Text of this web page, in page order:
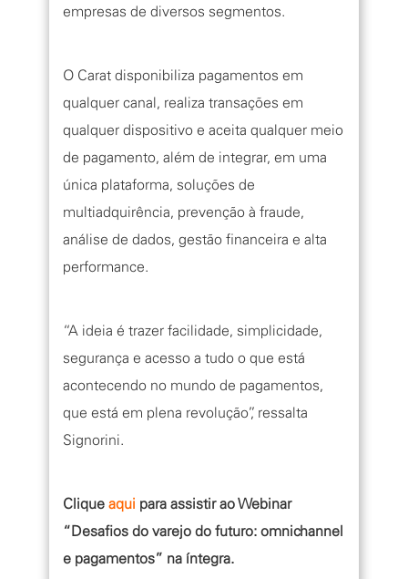
empresas de diversos segmentos.
O Carat disponibiliza pagamentos em
qualquer canal, realiza transações em
qualquer dispositivo e aceita qualquer meio
de pagamento, além de integrar, em uma
única plataforma, soluções de
multiadquirência, prevenção à fraude,
análise de dados, gestão financeira e alta
performance.
“A ideia é trazer facilidade, simplicidade,
segurança e acesso a tudo o que está
acontecendo no mundo de pagamentos,
que está em plena revolução”, ressalta
Signorini.
Clique aqui para assistir ao Webinar
“Desafios do varejo do futuro: omnichannel
e pagamentos” na íntegra.